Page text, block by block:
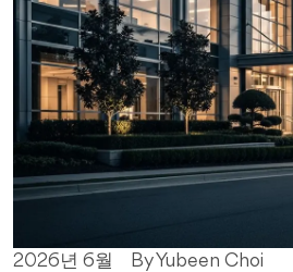
2026년 6월 By Yubeen Choi